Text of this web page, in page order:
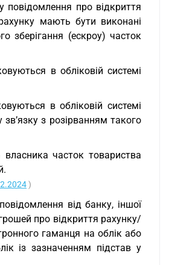
повідомлення про відкриття
мають бути виконані
зберігання (ескроу) часток
в обліковій системі
в обліковій системі
з розірванням такого
часток товариства
)
від банку, іншої
про відкриття рахунку/
гаманця на облік або
із зазначенням підстав у